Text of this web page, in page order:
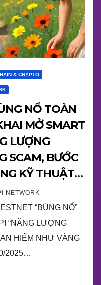
& CRYPTO
NỔ TOÀN
MỞ SMART
LƯỢNG
SCAM, BƯỚC
KỸ THUẬT
NETWORK
“BÙNG NỔ”
“NĂNG LƯỢNG
HIẾM NHƯ VÀNG
2025…